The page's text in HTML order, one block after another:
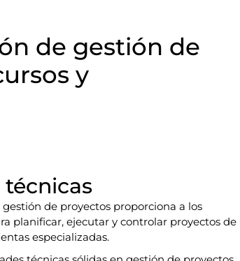
de gestión de
y
de proyectos proporciona a los
planificar, ejecutar y controlar proyectos de
especializadas.